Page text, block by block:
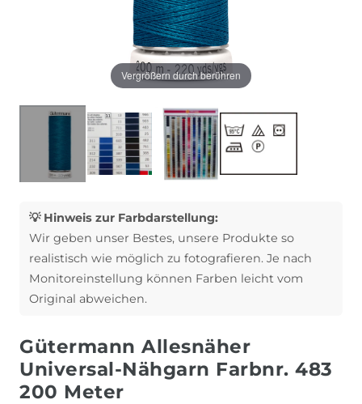
Vergrößern durch berühren
💡 Hinweis zur Farbdarstellung:
Wir geben unser Bestes, unsere Produkte so
realistisch wie möglich zu fotografieren. Je nach
Monitoreinstellung können Farben leicht vom
Original abweichen.
Gütermann Allesnäher
Universal-Nähgarn Farbnr. 483
200 Meter